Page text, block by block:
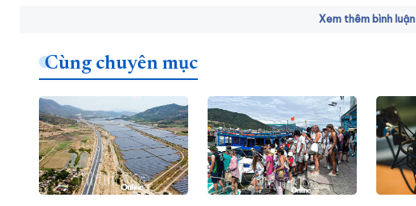
Xem thêm bình luận
Cùng chuyên mục